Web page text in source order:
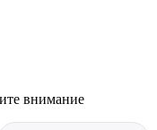
внимание